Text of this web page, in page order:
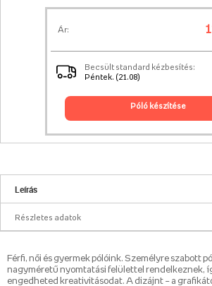
Ár:
Becsült standard kézbesítés:
Péntek. (21.08)
póló készítése
Leírás
Részletes adatok
Férfi, női és gyermek pólóink. Személyre szabott
nagyméretű nyomtatási felülettel rendelkeznek,
engedheted kreativitásodat. A dizájnt – a